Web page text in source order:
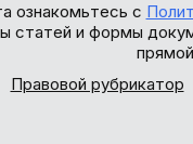
ознакомьтесь с
статей и формы
Правовой рубрикатор